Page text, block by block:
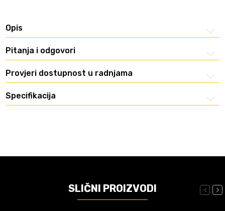
Opis
Pitanja i odgovori
Provjeri dostupnost u radnjama
Specifikacija
SLIČNI PROIZVODI